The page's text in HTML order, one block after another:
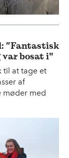
”Fantastisk
var bosat i"
til at tage et
af
møder med